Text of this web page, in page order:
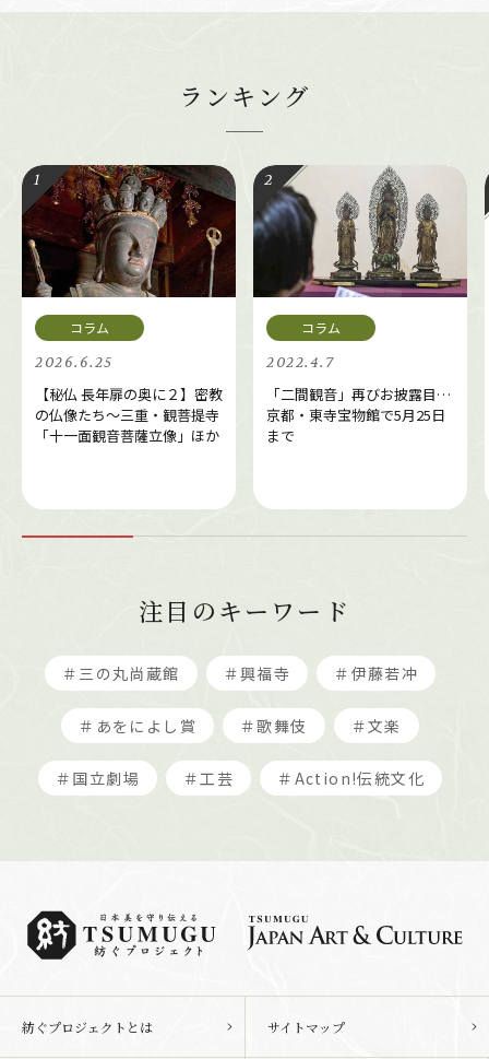
ランキング
2026.6.25
【秘仏 長年扉の奥に２】密教
の仏像たち～三重・観菩提寺
「十一面観音菩薩立像」ほか
2022.4.7
「二間観音」再びお披露目…
京都・東寺宝物館で5月25日
まで
注目のキーワード
＃三の丸尚蔵館 ＃興福寺 ＃伊藤若冲
＃あをによし賞 ＃歌舞伎 ＃文楽
＃国立劇場 ＃工芸 ＃Action!伝統文化
紡ぐプロジェクトとは サイトマップ